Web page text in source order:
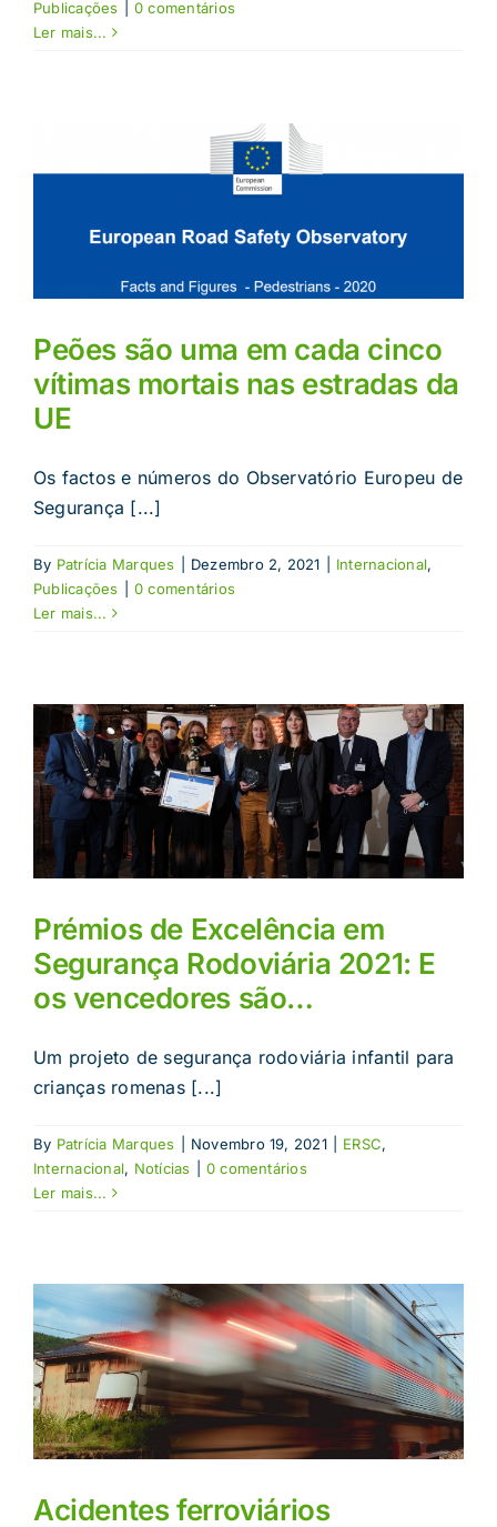
Publicações
0 comentários
Ler mais...
Peões são uma em cada cinco
vítimas mortais nas estradas da
UE
Os factos e números do Observatório Europeu de
Segurança [...]
By Patrícia Marques Dezembro 2, 2021 Internacional,
Publicações
0 comentários
Ler mais...
Prémios de Excelência em
Segurança Rodoviária 2021: E
os vencedores são…
Um projeto de segurança rodoviária infantil para
crianças romenas [...]
By Patrícia Marques Novembro 19, 2021 ERSC,
Internacional, Notícias
0 comentários
Ler mais...
Acidentes ferroviários